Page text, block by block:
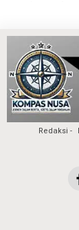
Redaksi